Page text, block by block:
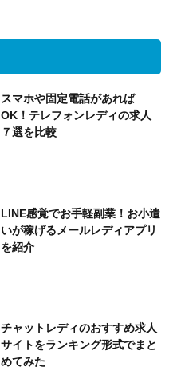
スマホや固定電話があれば
OK！テレフォンレディの求人
７選を比較
LINE感覚でお手軽副業！お小遣
いが稼げるメールレディアプリ
を紹介
チャットレディのおすすめ求人
サイトをランキング形式でまと
めてみた